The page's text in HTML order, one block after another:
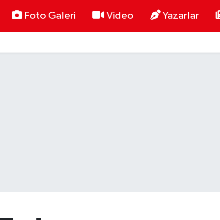
Foto Galeri Video Yazarlar